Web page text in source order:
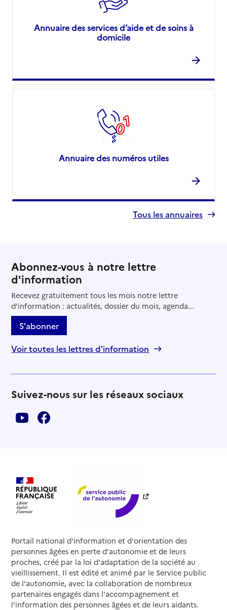
Annuaire des services d’aide et de soins à
domicile
Annuaire des numéros utiles
Tous les annuaires
Abonnez-vous à notre lettre
d'information
Recevez gratuitement tous les mois notre lettre
d'information : actualités, dossier du mois, agenda...
S'abonner
Voir toutes les lettres d'information
Suivez-nous sur les réseaux sociaux
Portail national d'information et d'orientation des
personnes âgées en perte d'autonomie et de leurs
proches, créé par la loi d'adaptation de la société au
vieillissement. Il est édité et animé par le Service public
de l'autonomie, avec la collaboration de nombreux
partenaires engagés dans l'accompagnement et
l'information des personnes âgées et de leurs aidants.